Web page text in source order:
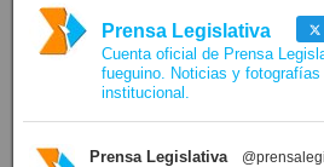
Prensa Legislativa
Cuenta oficial de Prensa
fueguino. Noticias y
institucional.
Prensa Legislativa